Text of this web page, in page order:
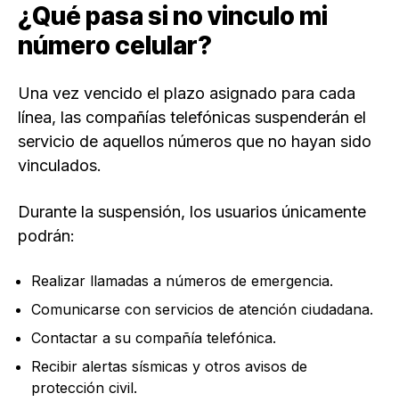
¿Qué pasa si no vinculo mi
número celular?
Una vez vencido el plazo asignado para cada
línea, las compañías telefónicas suspenderán el
servicio de aquellos números que no hayan sido
vinculados.
Durante la suspensión, los usuarios únicamente
podrán:
Realizar llamadas a números de emergencia.
Comunicarse con servicios de atención ciudadana.
Contactar a su compañía telefónica.
Recibir alertas sísmicas y otros avisos de
protección civil.